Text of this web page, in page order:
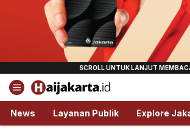
Haijakarta.id
Semua Tentang Jakarta Ada Disini!
News Layanan Publik Explore